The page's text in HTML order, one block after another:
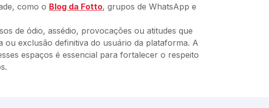
como o Blog da Fotto, grupos de WhatsApp e
de ódio, assédio, provocações ou atitudes que
exclusão definitiva do usuário da plataforma. A
espaços é essencial para fortalecer o respeito